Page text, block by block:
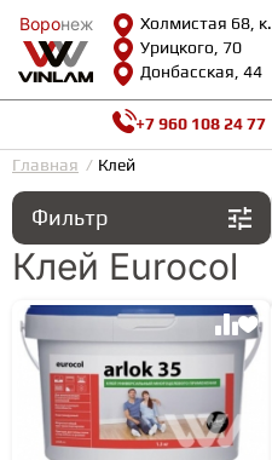
Воронеж
Холмистая 68,
Урицкого, 70
Донбасская, 44
Воронеж
КАТАЛОГ
Доставка и оплата
Возврат и гарантии
Сотрудничество
Вопросы и ответы
Видеообзоры
Полезная
Как выбрать
Калькулятор
О нас
Контакты
ЛАМИНАТ
+7 960 108 24 77
Главная Клей
Фильтр
Клей Eurocol